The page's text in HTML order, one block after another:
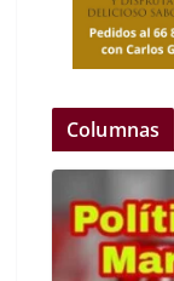
Columnas